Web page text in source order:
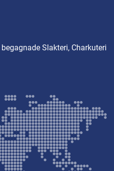
Slakteri, Charkuteri